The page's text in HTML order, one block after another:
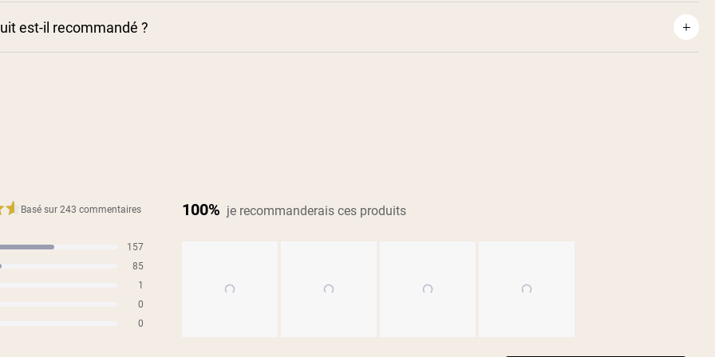
est-il recommandé ?
Basé sur 243 commentaires
157
85
1
0
0
100% je recommanderais ces produits